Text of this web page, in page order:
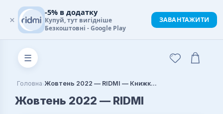
☰
Головна› Жовтень 2022 — RIDMI — Книжковий блог
Жовтень 2022 — RIDMI
×
-5% в додатку
Купуй, тут вигідніше
Безкоштовні - Google Play
ЗАВАНТАЖИТИ